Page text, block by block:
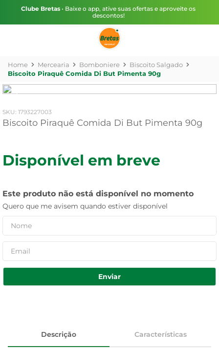
Clube Bretas • Baixe o app, ative suas ofertas e aproveite os
descontos!
Mercearia Bomboniere
Biscoito Salgado
Biscoito Piraquê Comida Di But Pimenta 90g
: 1793227003
Biscoito Piraquê Comida Di But Pimenta 90g
Disponível em breve
Este produto não está disponível no momento
Quero que me avisem quando estiver disponível
Enviar
Descrição Características